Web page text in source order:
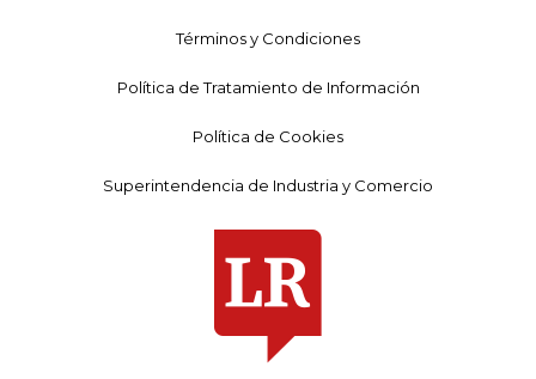
Términos y Condiciones
Política de Tratamiento de Información
Política de Cookies
Superintendencia de Industria y Comercio